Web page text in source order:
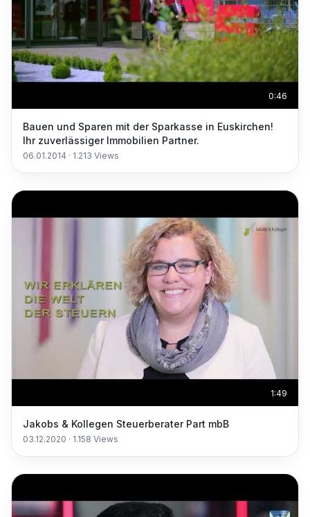
0:46
Bauen und Sparen mit der Sparkasse in Euskirchen!
Ihr zuverlässiger Immobilien Partner.
06.01.2014 · 1.213 Views
1:49
Jakobs & Kollegen Steuerberater Part mbB
03.12.2020 · 1.158 Views